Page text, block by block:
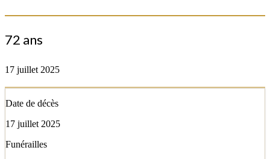
72 ans
17 juillet 2025
Date de décès
17 juillet 2025
Funérailles